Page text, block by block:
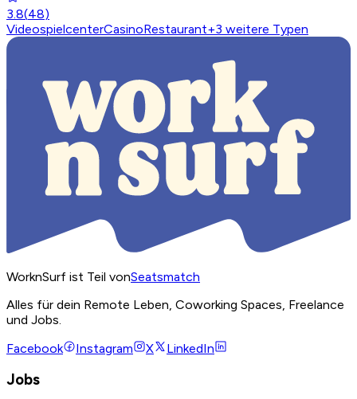
3.8(48)
VideospielcenterCasinoRestaurant+3 weitere Typen
WorknSurf ist Teil vonSeatsmatch
Alles für dein Remote Leben, Coworking Spaces, Freelance
und Jobs.
Facebook
Instagram X LinkedIn
Jobs